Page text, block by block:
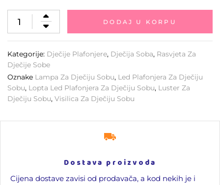
DODAJ U KORPU
Kategorije: Dječije Plafonjere, Dječija Soba, Rasvjeta Za
Dječije Sobe
Oznake Lampa Za Dječiju Sobu, Led Plafonjera Za Dječiju
Sobu, Lopta Led Plafonjera Za Dječiju Sobu, Luster Za
Dječiju Sobu, Visilica Za Dječiju Sobu
Dostava proizvoda
Cijena dostave zavisi od prodavača, a kod nekih je i